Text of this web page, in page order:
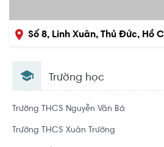
Số 8, Linh Xuân, Thủ Đức, Hồ
Trường học
Trường THCS Nguyễn Văn Bá
Trường THCS Xuân Trường